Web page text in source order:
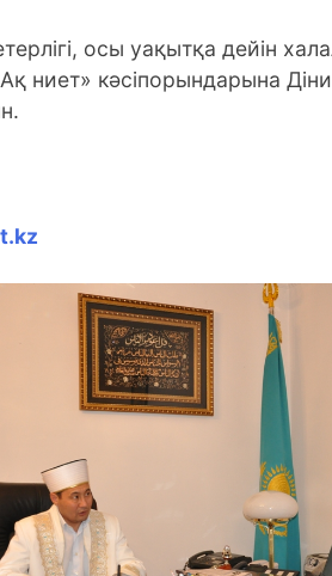
осы уақытқа дейін
ниет» кәсіпорындарына